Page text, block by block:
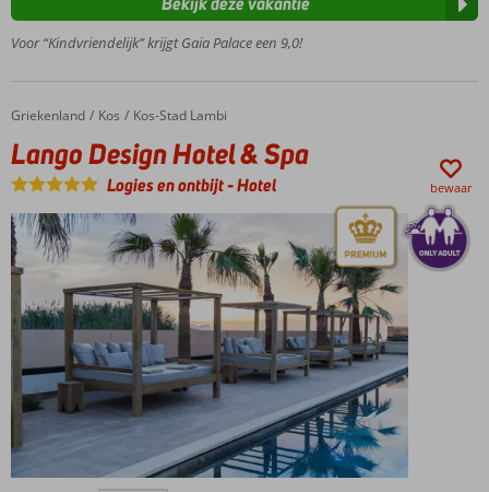
Leuke
voor jong
Voor “Kindvriendelijk” krijgt Gaia Palace een 9,0!
Home
Griekenland Kos Kos-Stad Lambi
Lango Design Hotel & Spa
Lango Design Hotel & Spa
Logies en ontbijt-Hotel bewaar